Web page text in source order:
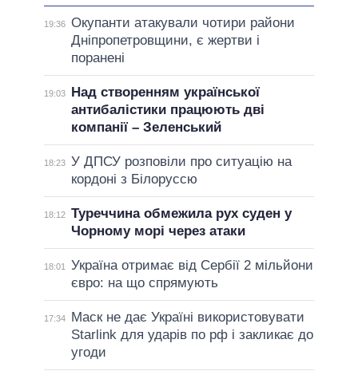
19:36 Окупанти атакували чотири райони
Дніпропетровщини, є жертви і
поранені
19:03
Над створенням української
антибалістики працюють дві
компанії – Зеленський
18:23 У ДПСУ розповіли про ситуацію на
кордоні з Білоруссю
18:12 Туреччина обмежила рух суден у
Чорному морі через атаки
18:01
Україна отримає від Сербії 2 мільйони
євро: на що спрямують
17:34
Маск не дає Україні використовувати
Starlink для ударів по рф і закликає до
угоди